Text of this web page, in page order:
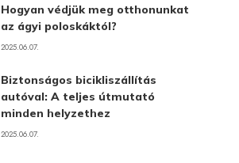
Hogyan védjük meg otthonunkat
az ágyi poloskáktól?
2025.06.07.
Biztonságos bicikliszállítás
autóval: A teljes útmutató
minden helyzethez
2025.06.07.